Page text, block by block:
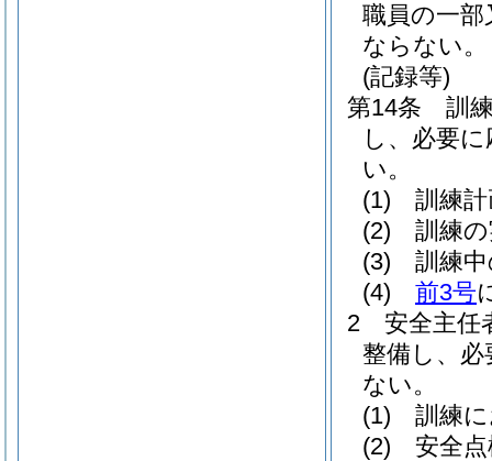
職員の一
ならない。
(記録等)
第14条
訓
し、必要
い。
(1)
訓練
(2)
訓練
(3)
訓練
(4)
前3号
2
安全主任
整備し、
ない。
(1)
訓練
(2)
安全